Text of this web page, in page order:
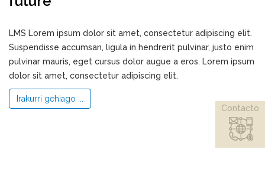
LMS Lorem ipsum dolor sit amet, consectetur adipiscing elit.
Suspendisse accumsan, ligula in hendrerit pulvinar, justo enim
pulvinar mauris, eget cursus dolor augue a eros. Lorem ipsum
dolor sit amet, consectetur adipiscing elit.
Irakurri gehiago ...
Contacto